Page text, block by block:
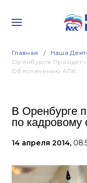
Главная Наша
Оренбурге Пройдет
Обеспечению АПК
В Оренбурге
по
14 апреля 2014,